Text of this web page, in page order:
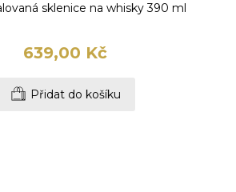
sklenice na whisky 390 ml
639,00 Kč
Přidat do košíku